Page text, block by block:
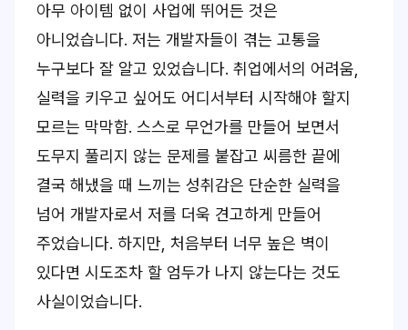
아무 아이템 없이 사업에 뛰어든 것은
아니었습니다. 저는 개발자들이 겪는 고통을
누구보다 잘 알고 있었습니다. 취업에서의 어려움,
실력을 키우고 싶어도 어디서부터 시작해야 할지
모르는 막막함. 스스로 무언가를 만들어 보면서
도무지 풀리지 않는 문제를 붙잡고 씨름한 끝에
결국 해냈을 때 느끼는 성취감은 단순한 실력을
넘어 개발자로서 저를 더욱 견고하게 만들어
주었습니다. 하지만, 처음부터 너무 높은 벽이
있다면 시도조차 할 엄두가 나지 않는다는 것도
사실이었습니다.